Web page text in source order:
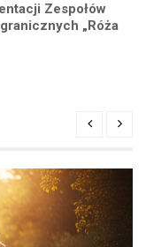
Zespołów
„Róża